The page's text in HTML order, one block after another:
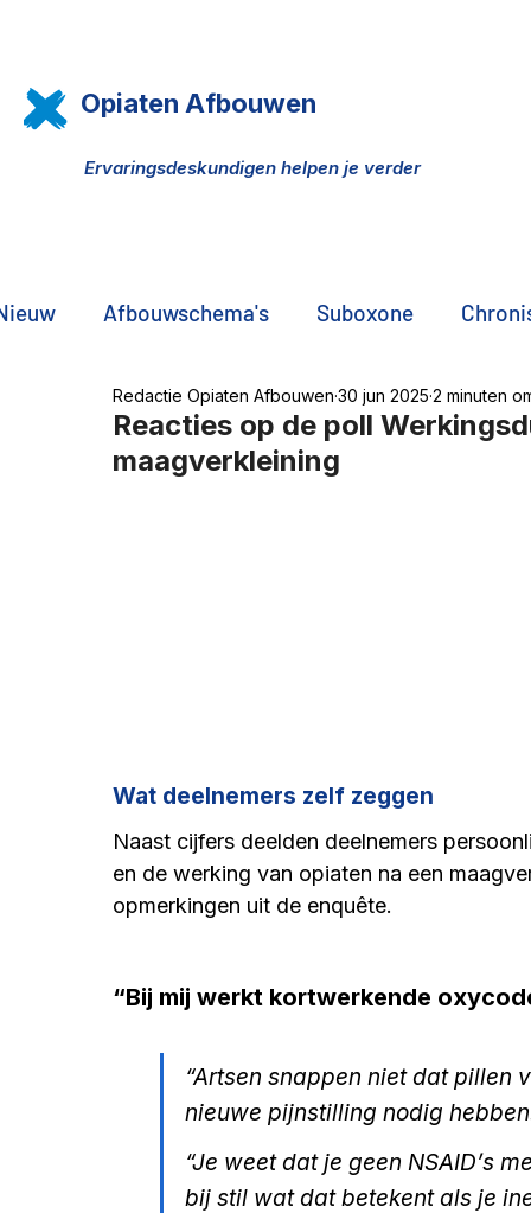
Opiaten Afbouwen
Ervaringsdeskundigen helpen je verder
Afbouwschema's Suboxone
Pijn, opiaten, THC olie DNA onderzoek
Onderzoek AfbouwZORG Zeg nou zelf...
Andere verhalen oxycodon Informatie
Reacties op de poll
maagverkleining
Redactie Opiaten Afbouwen 30 jun 2025 2 minuten
Wat deelnemers zelf zeggen
Naast cijfers deelden deelnemers
en de werking van opiaten na een
opmerkingen uit de enquête.
“Bij mij werkt kortwerkende
“Artsen snappen niet dat pillen
nieuwe pijnstilling nodig
“Je weet dat je geen NSAID’s
bij stil wat dat betekent als je